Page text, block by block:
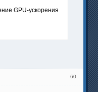
GPU-ускорения
60